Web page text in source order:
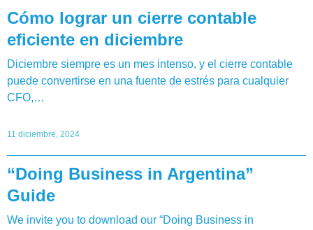
Cómo lograr un cierre contable
eficiente en diciembre
Diciembre siempre es un mes intenso, y el cierre contable
puede convertirse en una fuente de estrés para cualquier
CFO,…
11 diciembre, 2024
“Doing Business in Argentina”
Guide
We invite you to download our “Doing Business in